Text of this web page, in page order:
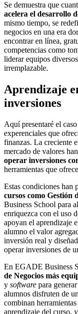
Se demuestra que
acelera el desarrollo
mismo tiempo, se
negocios en una era
encontrar en línea,
competencias como
liderar equipos
irremplazable.
Aprendizaje
inversiones
Aquí presentaré el
experenciales que
finanzas. La creciente
mercado de valores
operar inversiones
herramientas que
Estas condiciones han
cursos como Gestión
Business School para
enriquezca con el uso
apoyan el aprendizaje
alumno el valor
inversión real y
operar inversiones de
En EGADE Business
de Negocios más
y software para
alumnos disfruten de
combinan
aprendizaje del curso,